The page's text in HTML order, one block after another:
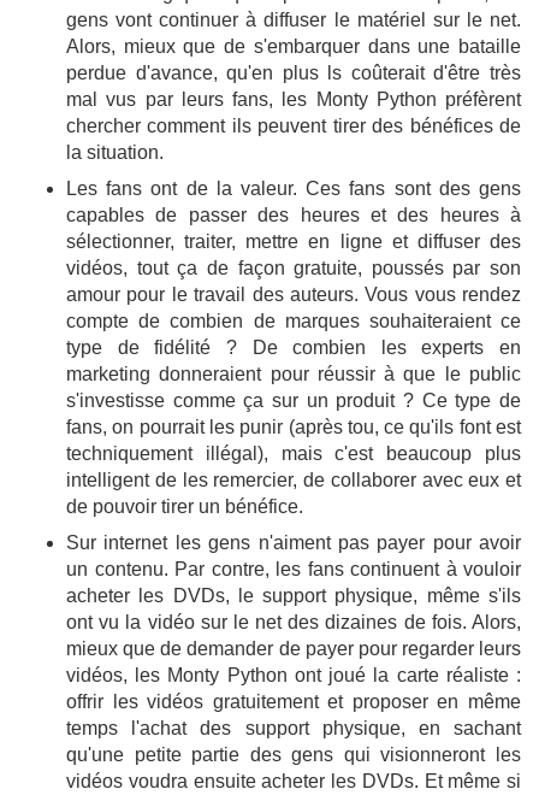
gens vont continuer à diffuser le matériel sur le net.
Alors, mieux que de s'embarquer dans une bataille
perdue d'avance, qu'en plus ls coûterait d'être très
mal vus par leurs fans, les Monty Python préfèrent
chercher comment ils peuvent tirer des bénéfices de
la situation.
Les fans ont de la valeur. Ces fans sont des gens
capables de passer des heures et des heures à
sélectionner, traiter, mettre en ligne et diffuser des
vidéos, tout ça de façon gratuite, poussés par son
amour pour le travail des auteurs. Vous vous rendez
compte de combien de marques souhaiteraient ce
type de fidélité ? De combien les experts en
marketing donneraient pour réussir à que le public
s'investisse comme ça sur un produit ? Ce type de
fans, on pourrait les punir (après tou, ce qu'ils font est
techniquement illégal), mais c'est beaucoup plus
intelligent de les remercier, de collaborer avec eux et
de pouvoir tirer un bénéfice.
Sur internet les gens n'aiment pas payer pour avoir
un contenu. Par contre, les fans continuent à vouloir
acheter les DVDs, le support physique, même s'ils
ont vu la vidéo sur le net des dizaines de fois. Alors,
mieux que de demander de payer pour regarder leurs
vidéos, les Monty Python ont joué la carte réaliste :
offrir les vidéos gratuitement et proposer en même
temps l'achat des support physique, en sachant
qu'une petite partie des gens qui visionneront les
vidéos voudra ensuite acheter les DVDs. Et même si